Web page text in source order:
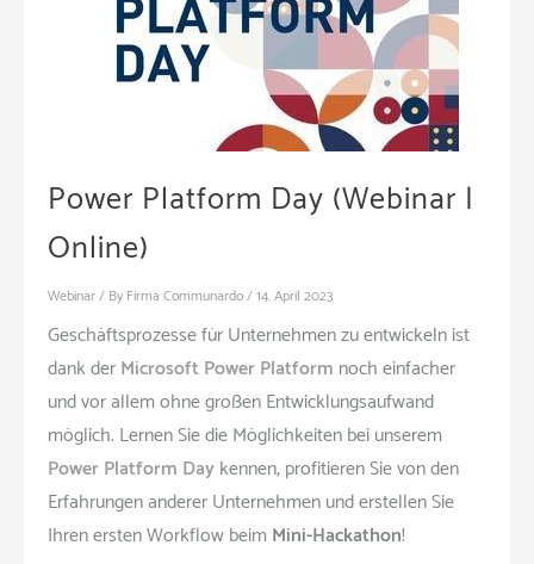
Power Platform Day (Webinar |
Online)
Webinar/ By Firma Communardo/14. April 2023
Geschäftsprozesse für Unternehmen zu entwickeln ist
dank derMicrosoft Power Platform noch einfacher
und vor allem ohne großen Entwicklungsaufwand
möglich. Lernen Sie die Möglichkeiten bei unserem
Power Platform Daykennen, profitieren Sie von den
Erfahrungen anderer Unternehmen und erstellen Sie
Ihren ersten Workflow beim Mini-Hackathon!